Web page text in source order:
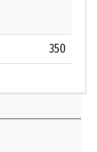
350